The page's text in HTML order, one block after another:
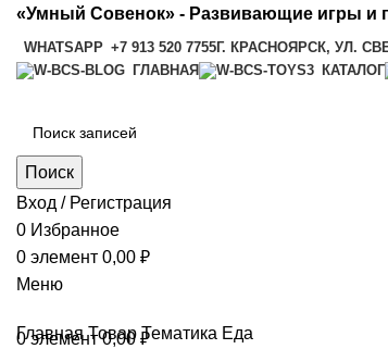
«Умный Совенок» - Развивающие игры и
WHATSAPP +7 913 520 7755Г. КРАСНОЯРСК, УЛ.
ГЛАВНАЯ
КАТАЛОГ
Поиск
Вход / Регистрация
0 Избранное
0 элемент 0,00 ₽
Меню
0элемент 0,00₽
ГлавнаяТовар Тематика Еда